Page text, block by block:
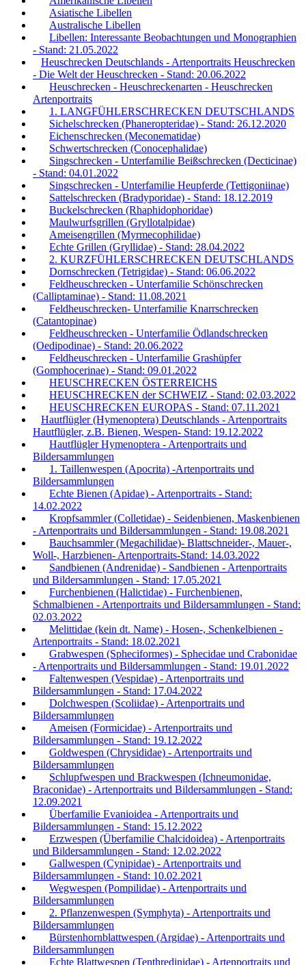
Asiatische Libellen
Australische Libellen
Libellen: Interessante Beobachtungen und Monographien
- Stand: 21.05.2022
Heuschrecken Deutschlands - Artenportraits Heuschrecken
- Die Welt der Heuschrecken - Stand: 20.06.2022
Heuschrecken - Heuschreckenarten - Heuschrecken
Artenportraits
1. LANGFÜHLERSCHRECKEN DEUTSCHLANDS
Sichelschrecken (Phaneropteridae) - Stand: 26.12.2020
Eichenschrecken (Meconematidae)
Schwertschrecken (Conocephalidae)
Singschrecken - Unterfamilie Beißschrecken (Decticinae)
- Stand: 04.01.2022
Singschrecken - Unterfamilie Heupferde (Tettigoniinae)
Sattelschrecken (Bradyporidae) - Stand: 18.12.2019
Buckelschrecken (Rhaphidophoridae)
Maulwurfsgrillen (Gryllotalpidae)
Ameisengrillen (Myrmecophilidae)
Echte Grillen (Gryllidae) - Stand: 28.04.2022
2. KURZFÜHLERSCHRECKEN DEUTSCHLANDS
Dornschrecken (Tetrigidae) - Stand: 06.06.2022
Feldheuschrecken - Unterfamilie Schönschrecken
(Calliptaminae) - Stand: 11.08.2021
Feldheuschrecken- Unterfamilie Knarrschrecken
(Catantopinae)
Feldheuschrecken - Unterfamilie Ödlandschrecken
(Oedipodinae) - Stand: 20.06.2022
Feldheuschrecken - Unterfamilie Grashüpfer
(Gomphocerinae) - Stand: 09.01.2022
HEUSCHRECKEN ÖSTERREICHS
HEUSCHRECKEN der SCHWEIZ - Stand: 02.03.2022
HEUSCHRECKEN EUROPAS - Stand: 07.11.2021
Hautflügler (Hymenoptera) Deutschlands - Artenportraits
Hautflügler, z.B. Bienen, Wespen- Stand: 19.12.2022
Hautflügler Hymenoptera - Artenportraits und
Bildersammlungen
1. Taillenwespen (Apocrita) -Artenportraits und
Bildersammlungen
Echte Bienen (Apidae) - Artenportraits - Stand:
14.02.2022
Kropfsammler (Colletidae) - Seidenbienen, Maskenbienen
- Artenportraits und Bildersammlungen - Stand: 19.08.2021
Bauchsammler (Megachilidae)- Blattschneider-, Mauer-,
Woll-, Harzbienen- Artenportraits-Stand: 14.03.2022
Sandbienen (Andrenidae) - Sandbienen - Artenportraits
und Bildersammlungen - Stand: 17.05.2021
Furchenbienen (Halictidae) - Furchenbienen,
Schmalbienen - Artenportraits und Bildersammlungen - Stand:
02.03.2022
Melittidae (kein dt. Name) - Hosen-, Schenkelbienen -
Artenportraits - Stand: 18.02.2021
Grabwespen (Spheciformes) - Sphecidae und Crabonidae
- Artenportraits und Bildersammlungen - Stand: 19.01.2022
Faltenwespen (Vespidae) - Artenportraits und
Bildersammlungen - Stand: 17.04.2022
Dolchwespen (Scoliidae) - Artenportraits und
Bildersammlungen
Ameisen (Formicidae) - Artenportraits und
Bildersammlungen - Stand: 19.12.2022
Goldwespen (Chrysididae) - Artenportraits und
Bildersammlungen
Schlupfwespen und Brackwespen (Ichneumonidae,
Braconidae) - Artenportraits und Bildersammlungen - Stand:
12.09.2021
Überfamilie Evanioidea - Artenportraits und
Bildersammlungen - Stand: 15.12.2022
Erzwespen (Überfamilie Chalcidoidea) - Artenportraits
und Bildersammlungen - Stand: 12.02.2022
Gallwespen (Cynipidae) - Artenportraits und
Bildersammlungen - Stand: 10.02.2021
Wegwespen (Pompilidae) - Artenportraits und
Bildersammlungen
2. Pflanzenwespen (Symphyta) - Artenportraits und
Bildersammlungen
Bürstenhornblattwespen (Argidae) - Artenportraits und
Bildersammlungen
Echte Blattwespen (Tenthredinidae) - Artenportraits und